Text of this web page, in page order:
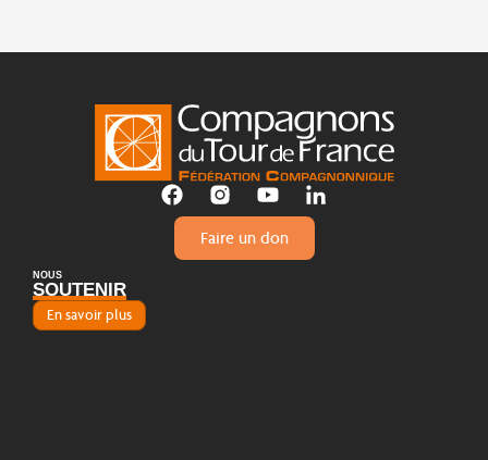
Faire un don
NOUS
SOUTENIR
En savoir plus